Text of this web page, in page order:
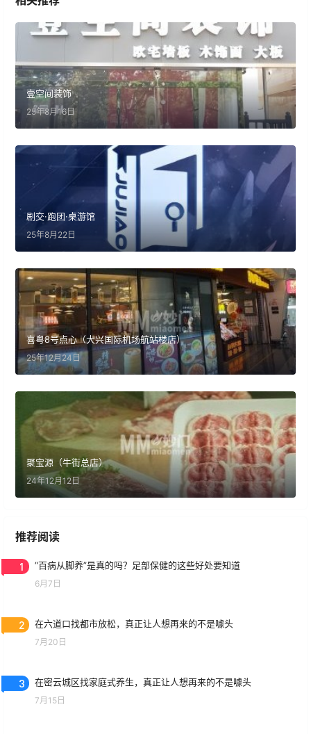
壹空间装饰
25年8月16日
剧交·跑团·桌游馆
25年8月22日
喜粤8号点心（大兴国际机场航站楼店）
25年12月24日
聚宝源（牛街总店）
24年12月12日
推荐阅读
1 “百病从脚养”是真的吗？足部保健的这些好处要知道
6月7日
2 在六道口找都市放松，真正让人想再来的不是噱头
7月20日
3 在密云城区找家庭式养生，真正让人想再来的不是噱头
7月15日